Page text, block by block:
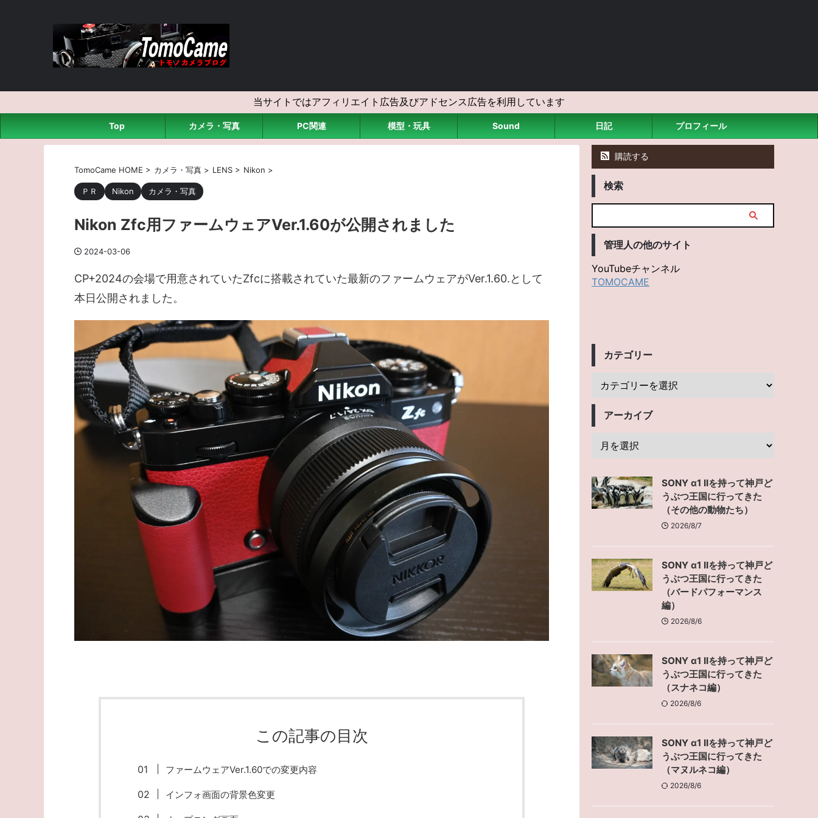
当サイトではアフィリエイト広告及びアドセンス広告を利用しています
Top カメラ・写真 PC関連 模型・玩具 Sound 日記 プロフィール
TomoCame HOME > カメラ・写真 > LENS > Nikon >
ＰＲ Nikon カメラ・写真
Nikon Zfc用ファームウェアVer.1.60が公開されました
2024-03-06
CP+2024の会場で用意されていたZfcに搭載されていた最新のファームウェアがVer.1.60.として
本日公開されました。
この記事の目次
ファームウェアVer.1.60での変更内容
インフォ画面の背景色変更
購読する
検索
管理人の他のサイト
YouTubeチャンネル
TOMOCAME
カテゴリー
アーカイブ
SONY α1 IIを持って神戸ど
うぶつ王国に行ってきた
（その他の動物たち）
2026/8/7
SONY α1 IIを持って神戸ど
うぶつ王国に行ってきた
（バードパフォーマンス
編）
2026/8/6
SONY α1 IIを持って神戸ど
うぶつ王国に行ってきた
（スナネコ編）
2026/8/6
SONY α1 IIを持って神戸ど
うぶつ王国に行ってきた
（マヌルネコ編）
2026/8/6